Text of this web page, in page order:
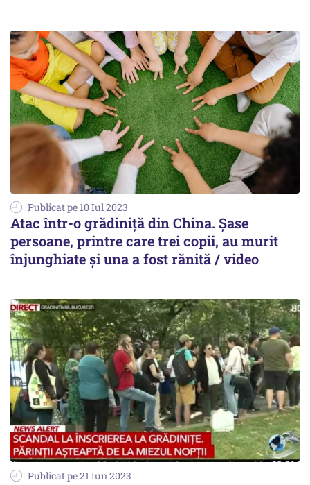
Publicat pe 10 Iul 2023
Atac într-o grădiniță din China. Șase
persoane, printre care trei copii, au murit
înjunghiate și una a fost rănită / video
Publicat pe 21 Iun 2023